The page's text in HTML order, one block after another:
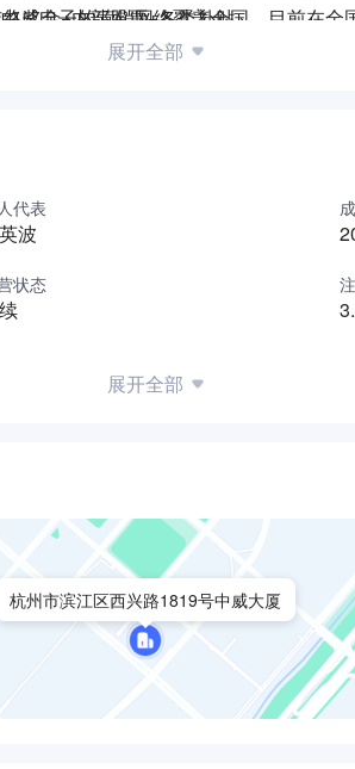
威电子的营销网络覆盖全国，目前在
奖金+内部股票+各类补贴
展开全部
代表
波
状态
展开全部
杭州市滨江区西兴路1819号中威大厦